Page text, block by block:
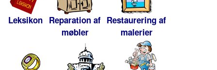
Leksikon Reparation af
møbler
Restaurering af
malerier